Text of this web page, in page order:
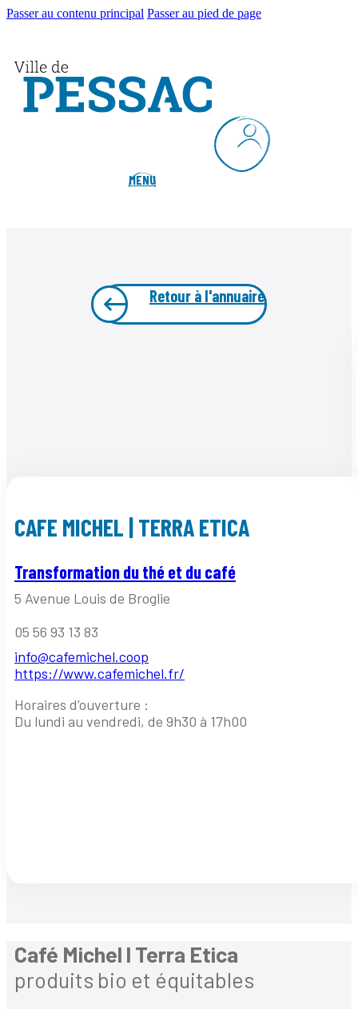
Passer au contenu principal Passer au pied de page
MENU
Retour à l'annuaire
CAFE MICHEL | TERRA ETICA
Transformation du thé et du café
5 Avenue Louis de Broglie
05 56 93 13 83
info@cafemichel.coop
https://www.cafemichel.fr/
Horaires d’ouverture :
Du lundi au vendredi, de 9h30 à 17h00
Café Michel l Terra Etica
produits bio et équitables